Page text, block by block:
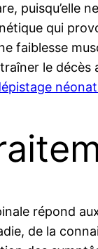
puisqu’elle
qui
faiblesse
le décès
répond
de la